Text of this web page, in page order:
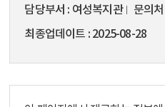
담당부서 여성복지관 문의처
최종업데이트
2025-08-28